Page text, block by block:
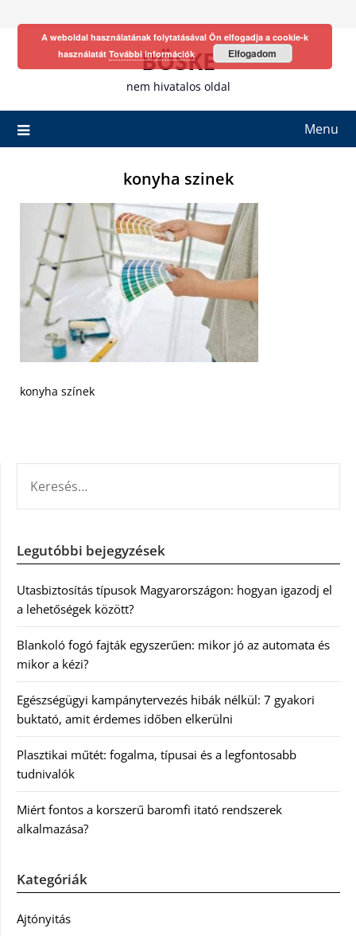
BÖSKE
nem hivatalos oldal
Menu
konyha szinek
konyha színek
Legutóbbi bejegyzések
Utasbiztosítás típusok Magyarországon: hogyan igazodj el
a lehetőségek között?
Blankoló fogó fajták egyszerűen: mikor jó az automata és
mikor a kézi?
Egészségügyi kampánytervezés hibák nélkül: 7 gyakori
buktató, amit érdemes időben elkerülni
Plasztikai műtét: fogalma, típusai és a legfontosabb
tudnivalók
Miért fontos a korszerű baromfi itató rendszerek
alkalmazása?
Kategóriák
Ajtónyitás
A weboldal használatának folytatásával Ön elfogadja a cookie-k
használatát További információk Elfogadom